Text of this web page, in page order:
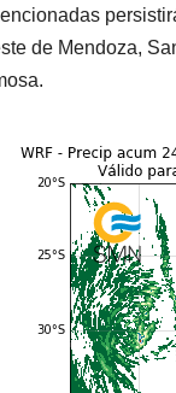
de Mendoza,